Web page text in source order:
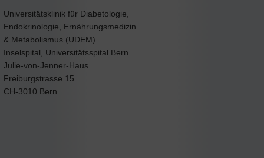
Universitätsklinik für Diabetologie,
Endokrinologie, Ernährungsmedizin
& Metabolismus (UDEM)
Inselspital, Universitätsspital Bern
Julie-von-Jenner-Haus
Freiburgstrasse 15
CH-3010 Bern